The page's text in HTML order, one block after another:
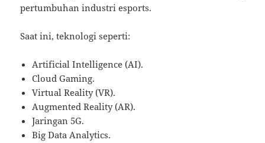
pertumbuhan industri esports.
Saat ini, teknologi seperti:
Artificial Intelligence (AI).
Cloud Gaming.
Virtual Reality (VR).
Augmented Reality (AR).
Jaringan 5G.
Big Data Analytics.